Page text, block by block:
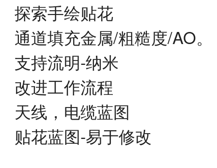
探索手绘贴花
通道填充金属/粗糙度/AO。
支持流明-纳米
改进工作流程
天线，电缆蓝图
贴花蓝图-易于修改